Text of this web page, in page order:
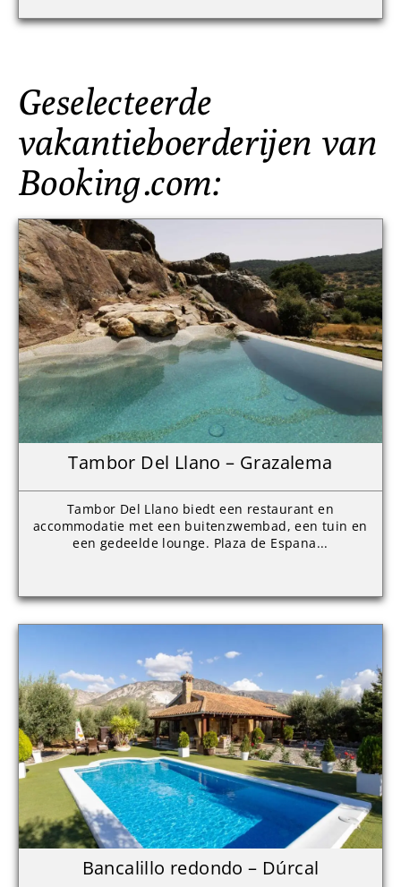
Geselecteerde
vakantieboerderijen van
Booking.com:
Tambor Del Llano – Grazalema
Tambor Del Llano biedt een restaurant en
accommodatie met een buitenzwembad, een tuin en
een gedeelde lounge. Plaza de Espana...
Bancalillo redondo – Dúrcal